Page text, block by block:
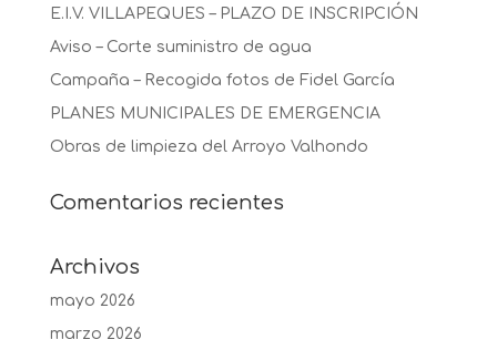
E.I.V. VILLAPEQUES – PLAZO DE INSCRIPCIÓN
Aviso – Corte suministro de agua
Campaña – Recogida fotos de Fidel García
PLANES MUNICIPALES DE EMERGENCIA
Obras de limpieza del Arroyo Valhondo
Comentarios recientes
Archivos
mayo 2026
marzo 2026